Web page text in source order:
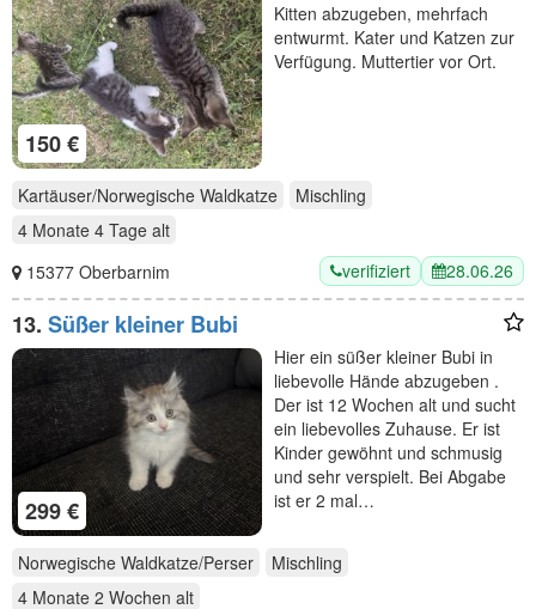
150 €
Kitten abzugeben, mehrfach
entwurmt. Kater und Katzen zur
Verfügung. Muttertier vor Ort.
Kartäuser/Norwegische Waldkatze
Mischling
4 Monate 4 Tage alt
15377 Oberbarnim
verifiziert 28.06.26
13. Süßer kleiner Bubi
299 €
Hier ein süßer kleiner Bubi in
liebevolle Hände abzugeben .
Der ist 12 Wochen alt und sucht
ein liebevolles Zuhause. Er ist
Kinder gewöhnt und schmusig
und sehr verspielt. Bei Abgabe
ist er 2 mal…
Norwegische Waldkatze/Perser
Mischling
4 Monate 2 Wochen alt